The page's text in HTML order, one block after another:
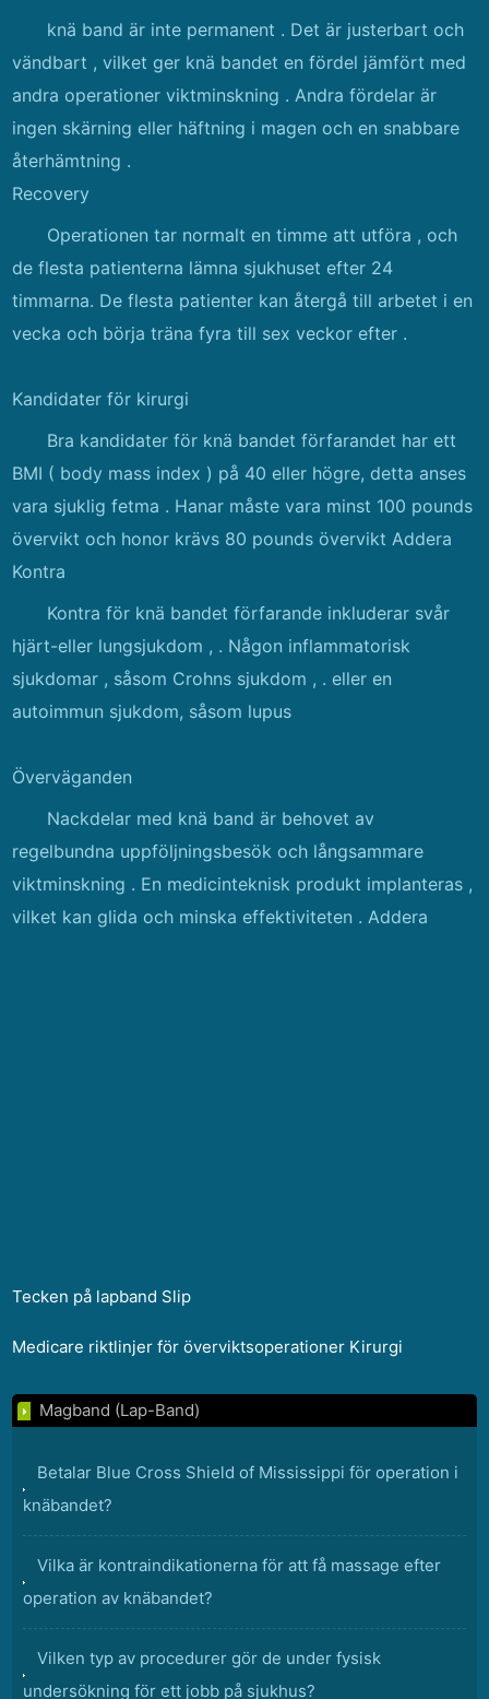
knä band är inte permanent . Det är justerbart och
vändbart , vilket ger knä bandet en fördel jämfört med
andra operationer viktminskning . Andra fördelar är
ingen skärning eller häftning i magen och en snabbare
återhämtning .
Recovery
Operationen tar normalt en timme att utföra , och
de flesta patienterna lämna sjukhuset efter 24
timmarna. De flesta patienter kan återgå till arbetet i en
vecka och börja träna fyra till sex veckor efter .
Kandidater för kirurgi
Bra kandidater för knä bandet förfarandet har ett
BMI ( body mass index ) på 40 eller högre, detta anses
vara sjuklig fetma . Hanar måste vara minst 100 pounds
övervikt och honor krävs 80 pounds övervikt Addera
Kontra
Kontra för knä bandet förfarande inkluderar svår
hjärt-eller lungsjukdom , . Någon inflammatorisk
sjukdomar , såsom Crohns sjukdom , . eller en
autoimmun sjukdom, såsom lupus
Överväganden
Nackdelar med knä band är behovet av
regelbundna uppföljningsbesök och långsammare
viktminskning . En medicinteknisk produkt implanteras ,
vilket kan glida och minska effektiviteten . Addera
Tecken på lapband Slip
Medicare riktlinjer för överviktsoperationer Kirurgi
Magband (Lap-Band)
Betalar Blue Cross Shield of Mississippi för operation i
knäbandet?
Vilka är kontraindikationerna för att få massage efter
operation av knäbandet?
Vilken typ av procedurer gör de under fysisk
undersökning för ett jobb på sjukhus?